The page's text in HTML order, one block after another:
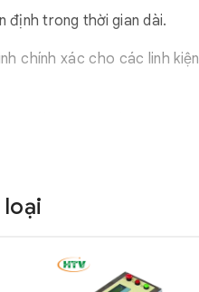
định trong thời gian dài.
chính xác cho các linh kiện
kiểu đúc có sẵn: Hình chữ
loại